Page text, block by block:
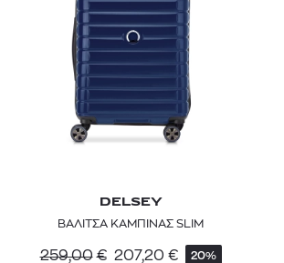
DELSEY
BΑΛΙΤΣΑ ΚΑΜΠΙΝΑΣ SLIM
259,00 € 207,20 € 20%